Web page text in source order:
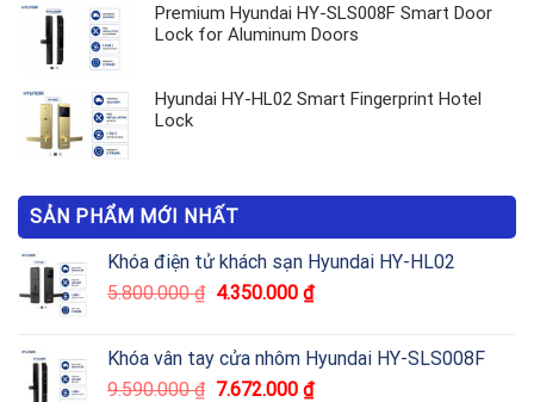
Premium Hyundai HY-SLS008F Smart Door
Lock for Aluminum Doors
Hyundai HY-HL02 Smart Fingerprint Hotel
Lock
SẢN PHẨM MỚI NHẤT
Khóa điện tử khách sạn Hyundai HY-HL02
5.800.000₫ 4.350.000 ₫
Khóa vân tay cửa nhôm Hyundai HY-SLS008F
9.590.000₫ 7.672.000 ₫